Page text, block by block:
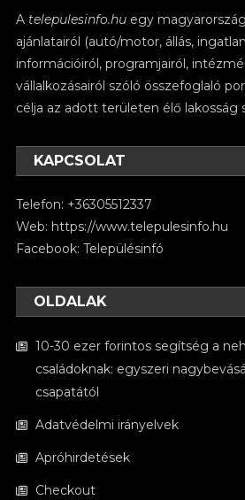
A telepulesinfo.hu egy
ajánlatairól (autó/motor, állás,
információiról, programjairól,
vállalkozásairól szóló összefoglaló
célja az adott területen élő lakosság
KAPCSOLAT
Telefon: +36305512337
Web: https://www.telepulesinfo.hu
Facebook:Településinfó
OLDALAK
10-30 ezer forintos segítség a
családoknak: egyszeri
csapatától
Adatvédelmi irányelvek
Apróhirdetések
Checkout